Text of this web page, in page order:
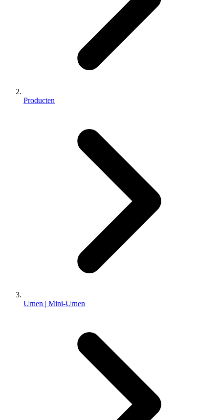
Producten
Urnen | Mini-Urnen